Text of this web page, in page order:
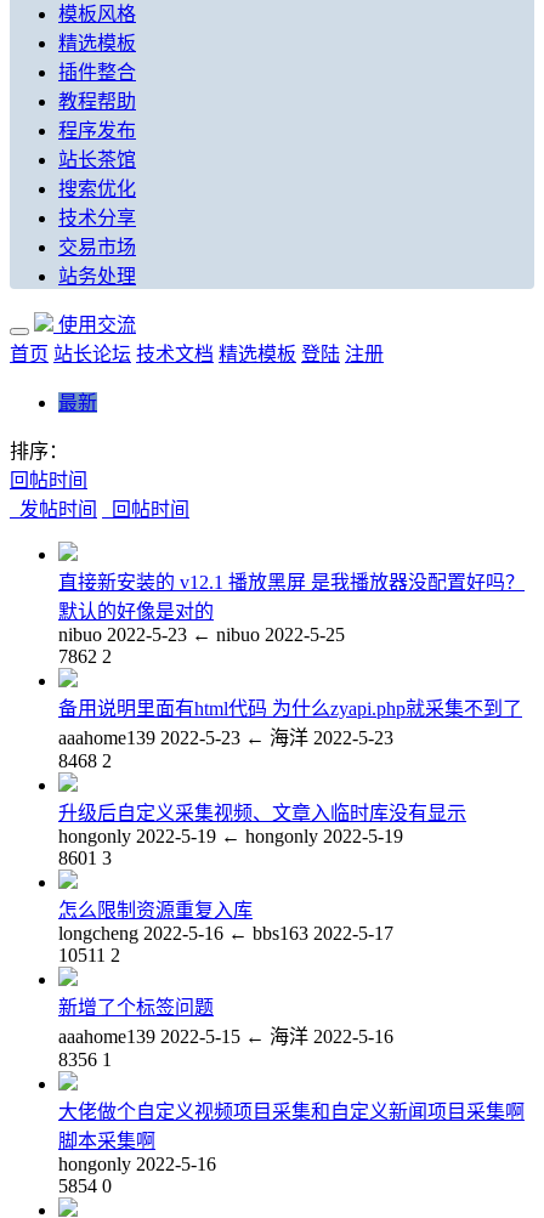
模板风格
精选模板
插件整合
教程帮助
程序发布
站长茶馆
搜索优化
技术分享
交易市场
站务处理
使用交流
首页 站长论坛 技术文档 精选模板 登陆 注册
最新
排序：
回帖时间
发帖时间
回帖时间
直接新安装的 v12.1 播放黑屏 是我播放器没配置好吗？
默认的好像是对的
nibuo 2022-5-23 ← nibuo 2022-5-25
7862 2
备用说明里面有html代码 为什么zyapi.php就采集不到了
aaahome139 2022-5-23 ← 海洋 2022-5-23
8468 2
升级后自定义采集视频、文章入临时库没有显示
hongonly 2022-5-19 ← hongonly 2022-5-19
8601 3
怎么限制资源重复入库
longcheng 2022-5-16 ← bbs163 2022-5-17
10511 2
新增了个标签问题
aaahome139 2022-5-15 ← 海洋 2022-5-16
8356 1
大佬做个自定义视频项目采集和自定义新闻项目采集啊
脚本采集啊
hongonly 2022-5-16
5854 0